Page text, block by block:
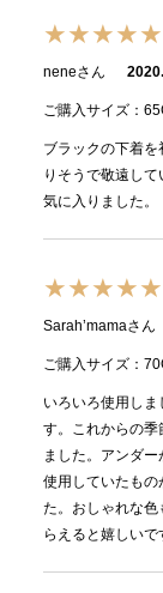
★★★★★
neneさん
ご購入サイズ：
ブラックの下着
りそうで敬遠し
気に入りました。
★★★★★
Sarah’mamaさん
ご購入サイズ：
いろいろ使用し
す。これからの季
ました。アンダ
使用していたもの
た。おしゃれな色
らえると嬉しいで